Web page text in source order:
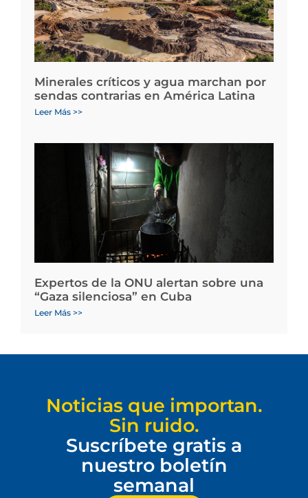
Minerales críticos y agua marchan por
sendas contrarias en América Latina
Leer Más >>
Expertos de la ONU alertan sobre una
“Gaza silenciosa” en Cuba
Leer Más >>
Noticias que importan.
Sin ruido.
Suscríbete gratis a
nuestro boletín
semanal